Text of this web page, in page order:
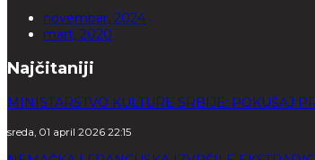
novembar, 2024
mart, 2020
Najčitaniji
MINISTARSTVO KULTURE SRBIJE: POKUŠAJ
sreda, 01 april 2026 22:15